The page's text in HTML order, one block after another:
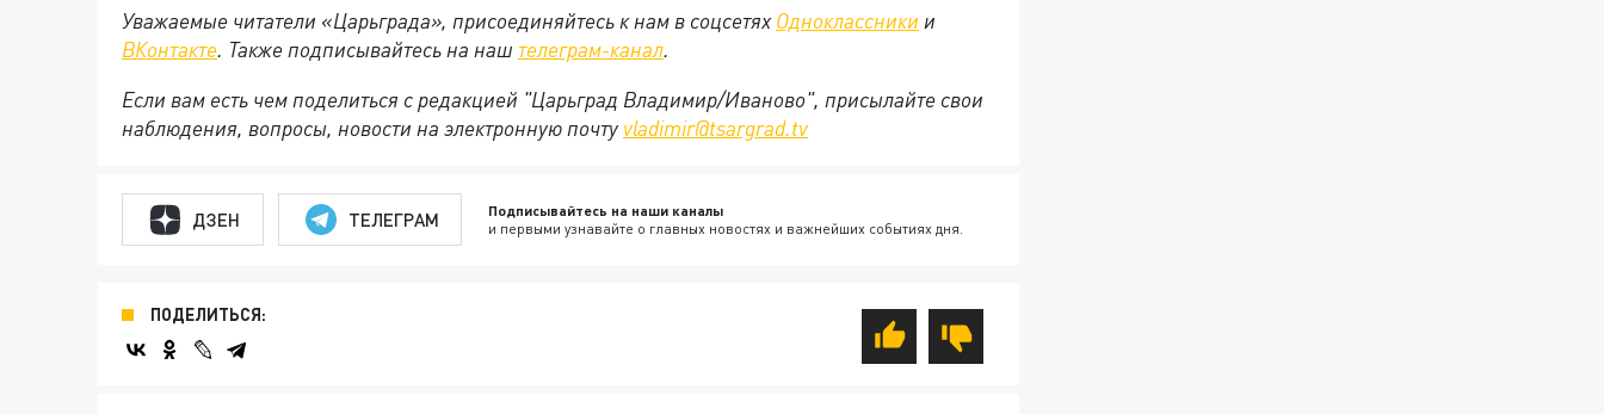
Уважаемые читатели «Царьграда», присоединяйтесь к нам в соцсетях Одноклассники и
ВКонтакте. Также подписывайтесь на наш телеграм-канал.
Если вам есть чем поделиться с редакцией "Царьград Владимир/Иваново", присылайте свои
наблюдения, вопросы, новости на электронную почту vladimir@tsargrad.tv
ДЗЕН ТЕЛЕГРАМ Подписывайтесь на наши каналы
и первыми узнавайте о главных новостях и важнейших событиях дня.
ПОДЕЛИТЬСЯ: